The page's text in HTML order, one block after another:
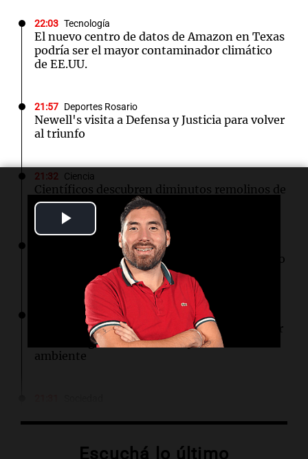
Video
22:03 Tecnología
El nuevo centro de datos de Amazon en Texas
podría ser el mayor contaminador climático
de EE.UU.
21:57 Deportes Rosario
Newell's visita a Defensa y Justicia para volver
al triunfo
21:32 Ciencia
Científicos descubren diminutos remolinos de
plasma en la superficie del Sol
El presidente de Irán reafirma su compromiso
por la paz si EE.UU. genera confianza
Ciencia
Un pequeño cristal de oro podría revolucionar
la tecnología cuántica a temperatura
ambiente
hombre murió tras descompensarse en
Escuchá lo último